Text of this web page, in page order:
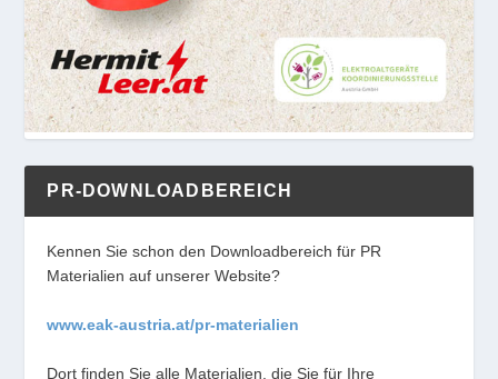
PR-DOWNLOADBEREICH
Kennen Sie schon den Downloadbereich für PR
Materialien auf unserer Website?
www.eak-austria.at/pr-materialien
Dort finden Sie alle Materialien, die Sie für Ihre